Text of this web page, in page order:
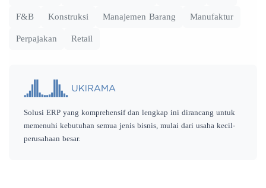
F&B Konstruksi Manajemen Barang Manufaktur
Perpajakan Retail
Solusi ERP yang komprehensif dan lengkap ini dirancang untuk
memenuhi kebutuhan semua jenis bisnis, mulai dari usaha kecil-
perusahaan besar.